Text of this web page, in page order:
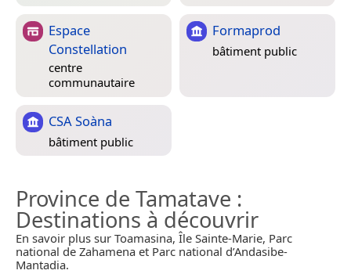
Espace
Constellation
centre
communautaire
Formaprod
bâtiment public
CSA Soàna
bâtiment public
Province de Tamatave :
Destinations à découvrir
En savoir plus sur Toamasina, Île Sainte-Marie, Parc
national de Zahamena et Parc national d’Andasibe-
Mantadia.